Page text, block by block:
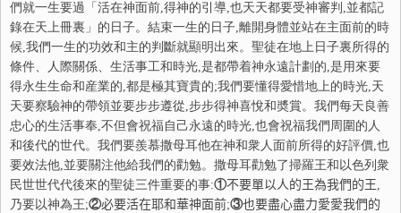
們就一生要過「活在神面前,得神的引導,也天天都要受神審判,並都記
錄在天上冊裏」的日子。結束一生的日子,離開身體並站在主面前的時
候,我們一生的功效和主的判斷就顯明出來。聖徒在地上日子裏所得的
條件、人際關係、生活事工和時光,是都帶着神永遠計劃的,是用來要
得永生生命和産業的,都是極其寶貴的;我們要懂得愛惜地上的時光,天
天要察驗神的帶領並要步步遵從,步步得神喜悅和奬賞。我們每天良善
忠心的生活事奉,不但會祝福自己永遠的時光,也會祝福我們周圍的人
和後代的世代。我們要羨慕撒母耳他在神和衆人面前所得的好評價,也
要效法他,並要關注他給我們的勸勉。撒母耳勸勉了掃羅王和以色列衆
民世世代代後來的聖徒三件重要的事:①不要單以人的王為我們的王 ,
乃要以神為王;②必要活在耶和華神面前;③也要盡心盡力愛愛我們的